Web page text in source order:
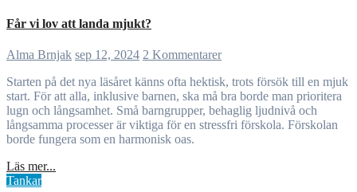
Får vi lov att landa mjukt?
Alma Brnjak sep 12, 2024 2 Kommentarer
Starten på det nya läsåret känns ofta hektisk, trots försök till en mjuk
start. För att alla, inklusive barnen, ska må bra borde man prioritera
lugn och långsamhet. Små barngrupper, behaglig ljudnivå och
långsamma processer är viktiga för en stressfri förskola. Förskolan
borde fungera som en harmonisk oas.
Läs mer...
Tankar